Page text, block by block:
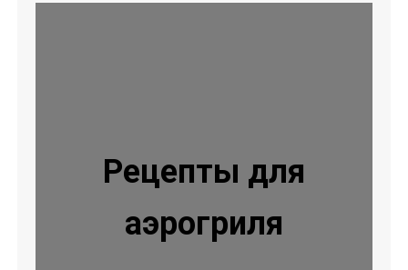
Рецепты для
аэрогриля